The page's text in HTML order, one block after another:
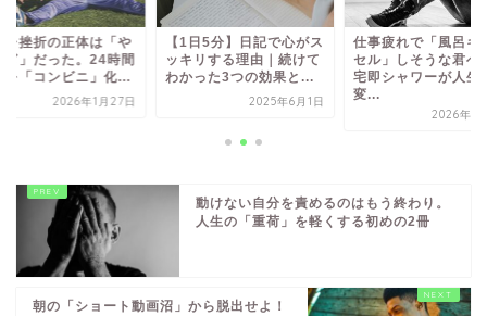
レ挫折の正体は「や
ぎ」だった。24時間
を「コンビニ」化...
2026年1月27日
【1日5分】日記で心がス
ッキリする理由｜続けて
わかった3つの効果と...
2025年6月1日
仕事疲れで「風呂キ
セル」しそうな君へ
宅即シャワーが人生
変...
2026年1
動けない自分を責めるのはもう終わり。
人生の「重荷」を軽くする初めの2冊
朝の「ショート動画沼」から脱出せよ！